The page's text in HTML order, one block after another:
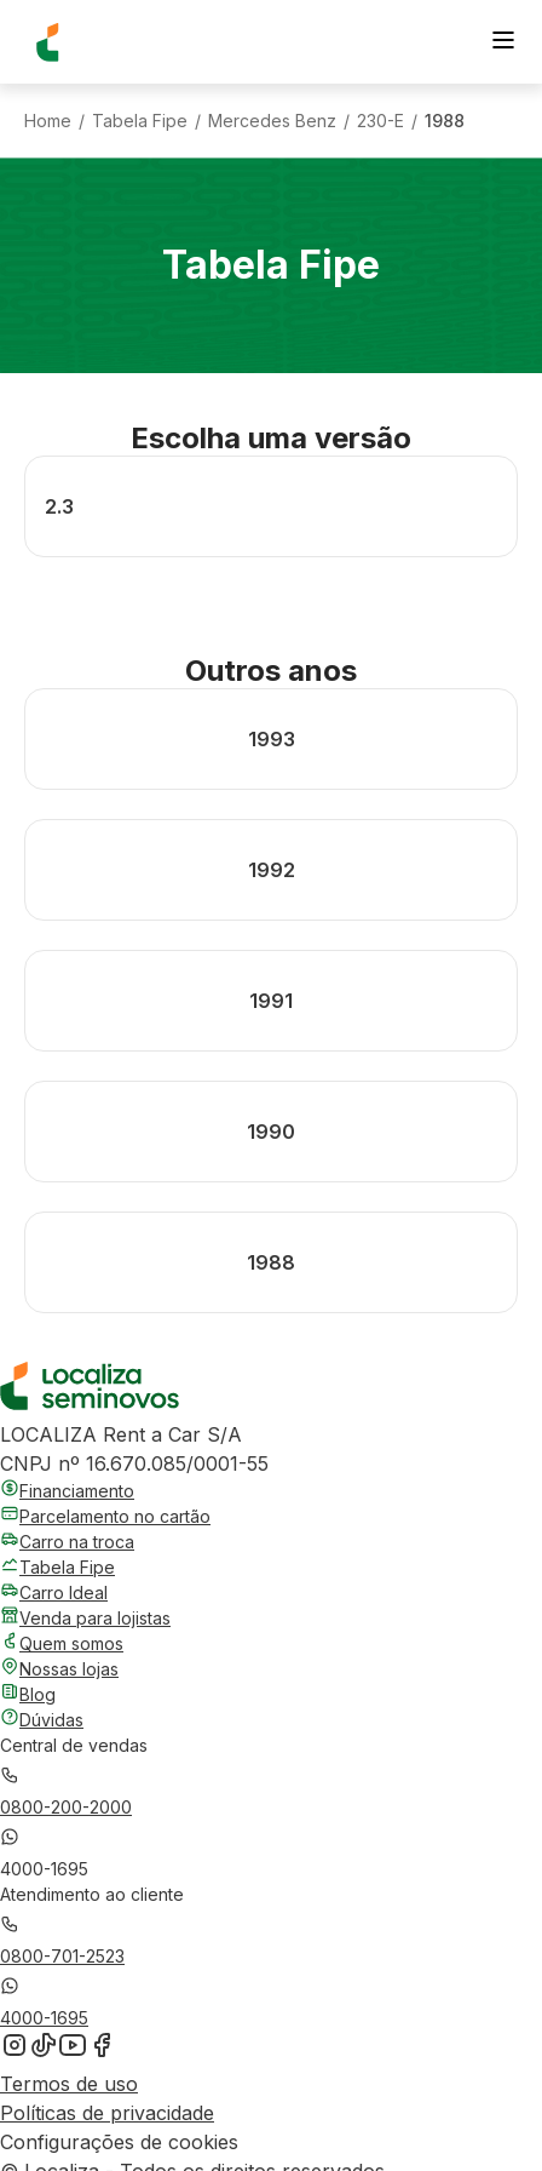
Home / Tabela Fipe / Mercedes Benz / 230-E / 1988
Tabela Fipe
Escolha uma versão
2.3
Outros anos
1993
1992
1991
1990
1988
LOCALIZA Rent a Car S/A
CNPJ nº 16.670.085/0001-55
Financiamento
Parcelamento no cartão
Carro na troca
Tabela Fipe
Carro Ideal
Venda para lojistas
Quem somos
Nossas lojas
Blog
Dúvidas
Central de vendas
0800-200-2000
4000-1695
Atendimento ao cliente
0800-701-2523
4000-1695
Termos de uso
Políticas de privacidade
Configurações de cookies